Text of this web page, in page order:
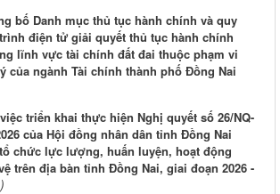
bố Danh mục thủ tục hành chính và quy
điện tử giải quyết thủ tục hành chính
lĩnh vực tài chính đất đai thuộc phạm vi
của ngành Tài chính thành phố Đồng Nai
triển khai thực hiện Nghị quyết số 26/NQ-
của Hội đồng nhân dân tỉnh Đồng Nai
chức lực lượng, huấn luyện, hoạt động
trên địa bàn tỉnh Đồng Nai, giai đoạn 2026 -